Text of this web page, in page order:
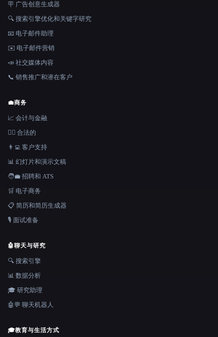
🪧 广告创意生成器
🔍 搜索引擎优化和关键字研究
📧 电子邮件助理
✉️ 电子邮件营销
📣 社交媒体内容
📞 销售推广和潜在客户
💼商务
📈 会计与金融
👩‍⚖️ 合法的
👨‍💻 客户支持
📊 幻灯片和演示文稿
🧑‍💼 招聘和 ATS
🛒 电子商务
📋 简历和简历生成器
🎙️ 面试准备
🤖聊天与研究
🔍 搜索引擎
📊 数据分析
🎓 研究助理
🤖💬 聊天机器人
🎓教育与生活方式